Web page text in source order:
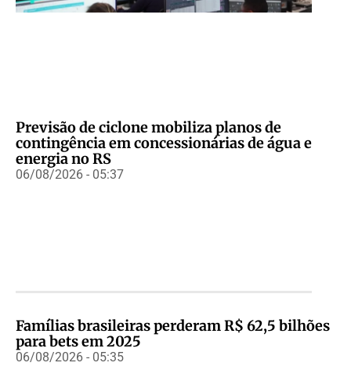
Previsão de ciclone mobiliza planos de
contingência em concessionárias de água e
energia no RS
06/08/2026 - 05:37
Famílias brasileiras perderam R$ 62,5 bilhões
para bets em 2025
06/08/2026 - 05:35